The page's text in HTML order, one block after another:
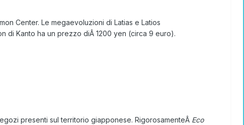
Center. Le megaevoluzioni di Latias e Latios
di Kanto ha un prezzo diÂ 1200 yen (circa 9 euro).
presenti sul territorio giapponese. RigorosamenteÂ Eco